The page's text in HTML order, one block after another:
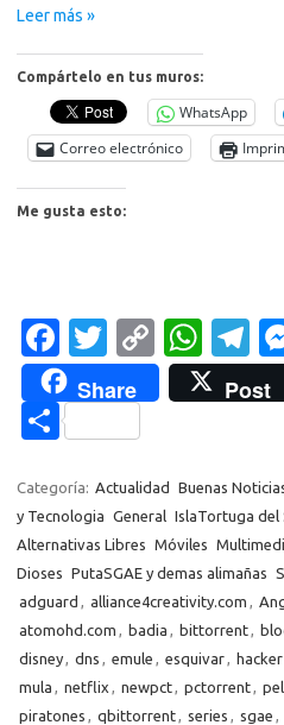
Leer más »
Compártelo en tus muros:
WhatsApp
Correo electrónico
Me gusta esto:
Fa
c
e
b
o
o
k
T
w
it
te
r
C
o
p
Li
n
k
W
h
at
A
p
p
T
el
e
a
m
Share Post
C
m
p
ar
ti
r
Categoría: Actualidad Buenas
y Tecnologia General IslaTortuga del
Alternativas Libres Móviles
Dioses PutaSGAE y demas alimañas
adguard
alliance4creativity.com
atomohd.com
badia bittorrent
disney
dns emule esquivar hacker
mula
netflix newpct pctorrent
piratones
qbittorrent series sgae